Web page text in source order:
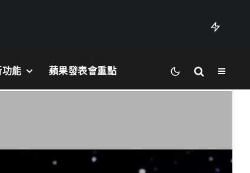
能 蘋果發表會重點